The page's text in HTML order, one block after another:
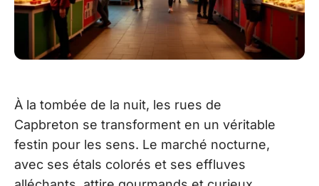
À la tombée de la nuit, les rues de
Capbreton se transforment en un véritable
festin pour les sens. Le marché nocturne,
avec ses étals colorés et ses effluves